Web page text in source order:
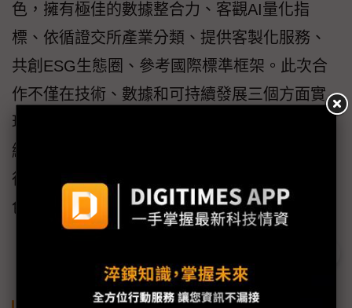
色，擁有極佳的數據整合力、客觀AI量化指
標、依循證交所產業分類、提供客製化服務、
共創ESG生態圈、參考國際標準框架。此次合
作不僅在技術、數據和可持續發展三個方面實
現深度整合，更將促進雙方在綠色金融、可持
續發展和社會責任等方面的深入合作。雙方期
待通過這次合作，共同致力於推動金融業的綠
色轉型，並引領永續金融的未來發展。